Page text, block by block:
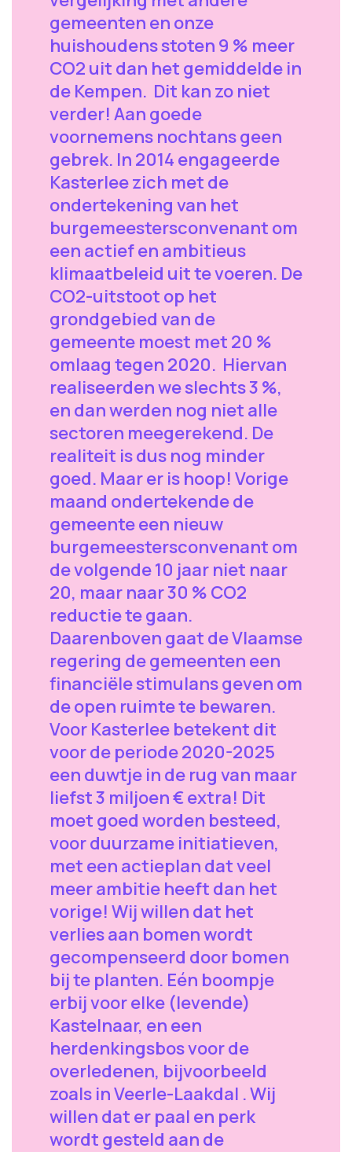
gemeenten en onze
huishoudens stoten 9 % meer
CO2 uit dan het gemiddelde in
de Kempen. Dit kan zo niet
verder! Aan goede
voornemens nochtans geen
gebrek. In 2014 engageerde
Kasterlee zich met de
ondertekening van het
burgemeestersconvenant om
een actief en ambitieus
klimaatbeleid uit te voeren. De
CO2-uitstoot op het
grondgebied van de
gemeente moest met 20 %
omlaag tegen 2020. Hiervan
realiseerden we slechts 3 %,
en dan werden nog niet alle
sectoren meegerekend. De
realiteit is dus nog minder
goed. Maar er is hoop! Vorige
maand ondertekende de
gemeente een nieuw
burgemeestersconvenant om
de volgende 10 jaar niet naar
20, maar naar 30 % CO2
reductie te gaan.
Daarenboven gaat de Vlaamse
regering de gemeenten een
financiële stimulans geven om
de open ruimte te bewaren.
Voor Kasterlee betekent dit
voor de periode 2020-2025
een duwtje in de rug van maar
liefst 3 miljoen € extra! Dit
moet goed worden besteed,
voor duurzame initiatieven,
met een actieplan dat veel
meer ambitie heeft dan het
vorige! Wij willen dat het
verlies aan bomen wordt
gecompenseerd door bomen
bij te planten. Eén boompje
erbij voor elke (levende)
Kastelnaar, en een
herdenkingsbos voor de
overledenen, bijvoorbeeld
zoals in Veerle-Laakdal . Wij
willen dat er paal en perk
wordt gesteld aan de